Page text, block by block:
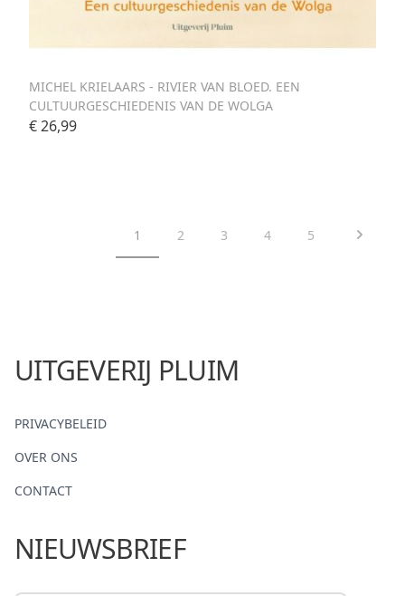
MICHEL KRIELAARS - RIVIER VAN BLOED. EEN
CULTUURGESCHIEDENIS VAN DE WOLGA
€ 26,99
1 2 3 4 5
UITGEVERIJ PLUIM
PRIVACYBELEID
OVER ONS
CONTACT
NIEUWSBRIEF